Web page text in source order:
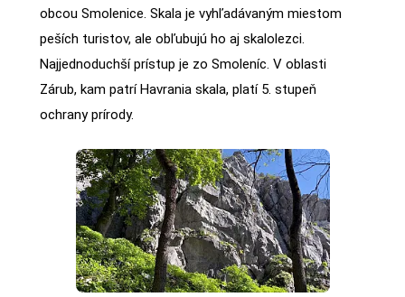
obcou Smolenice. Skala je vyhľadávaným miestom
peších turistov, ale obľubujú ho aj skalolezci.
Najjednoduchší prístup je zo Smoleníc. V oblasti
Zárub, kam patrí Havrania skala, platí 5. stupeň
ochrany prírody.